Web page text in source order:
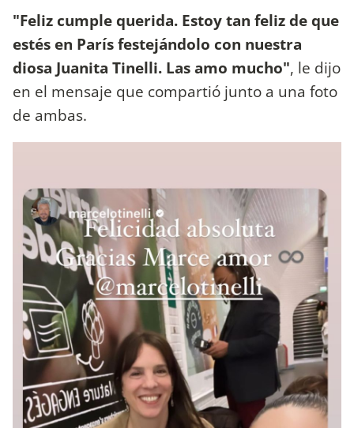
"Feliz cumple querida. Estoy tan feliz de que
estés en París festejándolo con nuestra
diosa Juanita Tinelli. Las amo mucho", le dijo
en el mensaje que compartió junto a una foto
de ambas.